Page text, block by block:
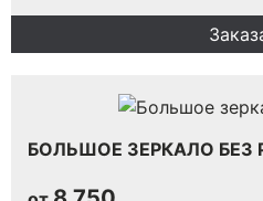
БОЛЬШОЕ ЗЕРКАЛО БЕЗ